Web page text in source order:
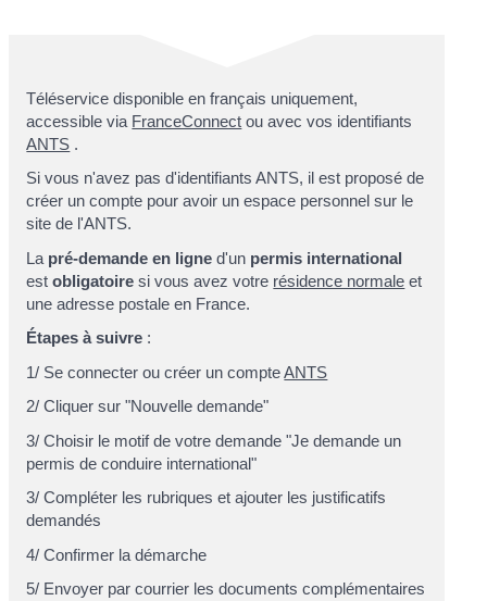
Téléservice disponible en français uniquement,
accessible via FranceConnect ou avec vos identifiants
ANTS .
Si vous n'avez pas d'identifiants ANTS, il est proposé de
créer un compte pour avoir un espace personnel sur le
site de l'ANTS.
La pré-demande en ligne d'un permis international
estobligatoire si vous avez votre résidence normale et
une adresse postale en France.
Étapes à suivre :
1/ Se connecter ou créer un compteANTS
2/ Cliquer sur "Nouvelle demande"
3/ Choisir le motif de votre demande "Je demande un
permis de conduire international"
3/ Compléter les rubriques et ajouter les justificatifs
demandés
4/ Confirmer la démarche
5/ Envoyer par courrier les documents complémentaires